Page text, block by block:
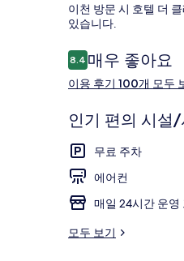
이천 방문 시 호텔 더
있습니다.
이
용
후
8.410점 만점 중 8.4점.
매우 좋아요
이용 후기 100개 모두
인기 편의 시설
무료 주차
에어컨
매일 24시간 운영
모두 보기